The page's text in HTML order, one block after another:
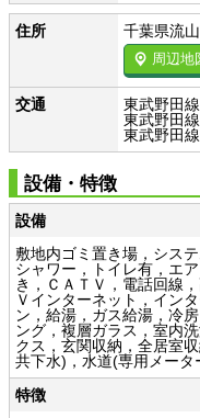
住所 千葉県流
周辺地
交通
東武野田
東武野田
東武野田
設備・特徴
設備
敷地内ゴミ置き場，シス
シャワー，トイレ有，エ
き，ＣＡＴＶ，電話回線
Ｖインターネット，イン
ン，給湯，ガス給湯，冷
ング，複層ガラス，室内
クス，玄関収納，全居室
共下水)，水道(専用メータ
特徴